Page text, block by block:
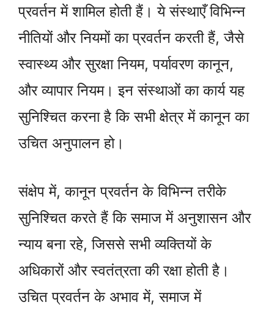
प्रवर्तन में शामिल होती हैं। ये संस्थाएँ विभिन्न
नीतियों और नियमों का प्रवर्तन करती हैं, जैसे
स्वास्थ्य और सुरक्षा नियम, पर्यावरण कानून,
और व्यापार नियम। इन संस्थाओं का कार्य यह
सुनिश्चित करना है कि सभी क्षेत्र में कानून का
उचित अनुपालन हो।
संक्षेप में, कानून प्रवर्तन के विभिन्न तरीके
सुनिश्चित करते हैं कि समाज में अनुशासन और
न्याय बना रहे, जिससे सभी व्यक्तियों के
अधिकारों और स्वतंत्रता की रक्षा होती है।
उचित प्रवर्तन के अभाव में, समाज में